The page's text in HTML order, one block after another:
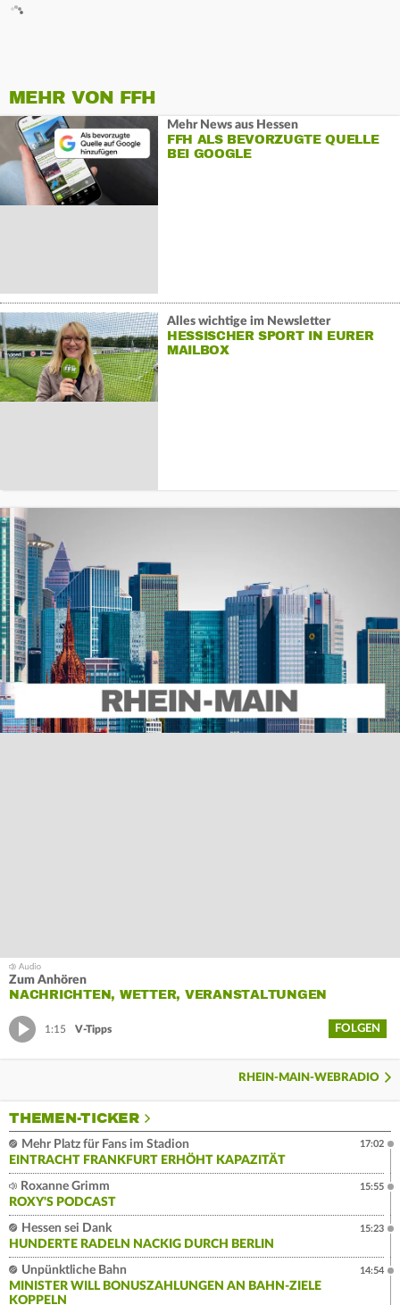
MEHR VON FFH
Mehr News aus Hessen
FFH ALS BEVORZUGTE QUELLE
BEI GOOGLE
Alles wichtige im Newsletter
HESSISCHER SPORT IN EURER
MAILBOX
Zum Anhören
NACHRICHTEN, WETTER, VERANSTALTUNGEN
1:15 V-Tipps FOLGEN
RHEIN-MAIN-WEBRADIO
THEMEN-TICKER
Mehr Platz für Fans im Stadion
EINTRACHT FRANKFURT ERHÖHT KAPAZITÄT
17:02
Roxanne Grimm
ROXY'S PODCAST
15:55
Hessen sei Dank
HUNDERTE RADELN NACKIG DURCH BERLIN
15:23
Unpünktliche Bahn
MINISTER WILL BONUSZAHLUNGEN AN BAHN-ZIELE
KOPPELN
14:54